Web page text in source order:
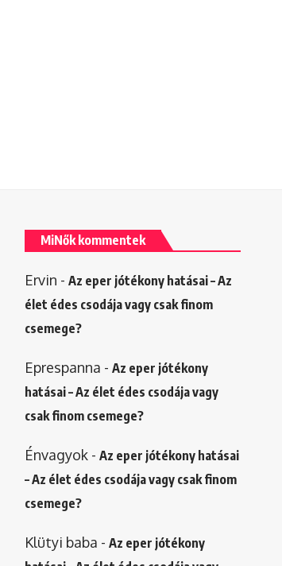
MiNők kommentek
Ervin - Az eper jótékony hatásai – Az
élet édes csodája vagy csak finom
csemege?
Eprespanna - Az eper jótékony
hatásai – Az élet édes csodája vagy
csak finom csemege?
Énvagyok- Az eper jótékony hatásai
– Az élet édes csodája vagy csak finom
csemege?
Klütyi baba - Az eper jótékony